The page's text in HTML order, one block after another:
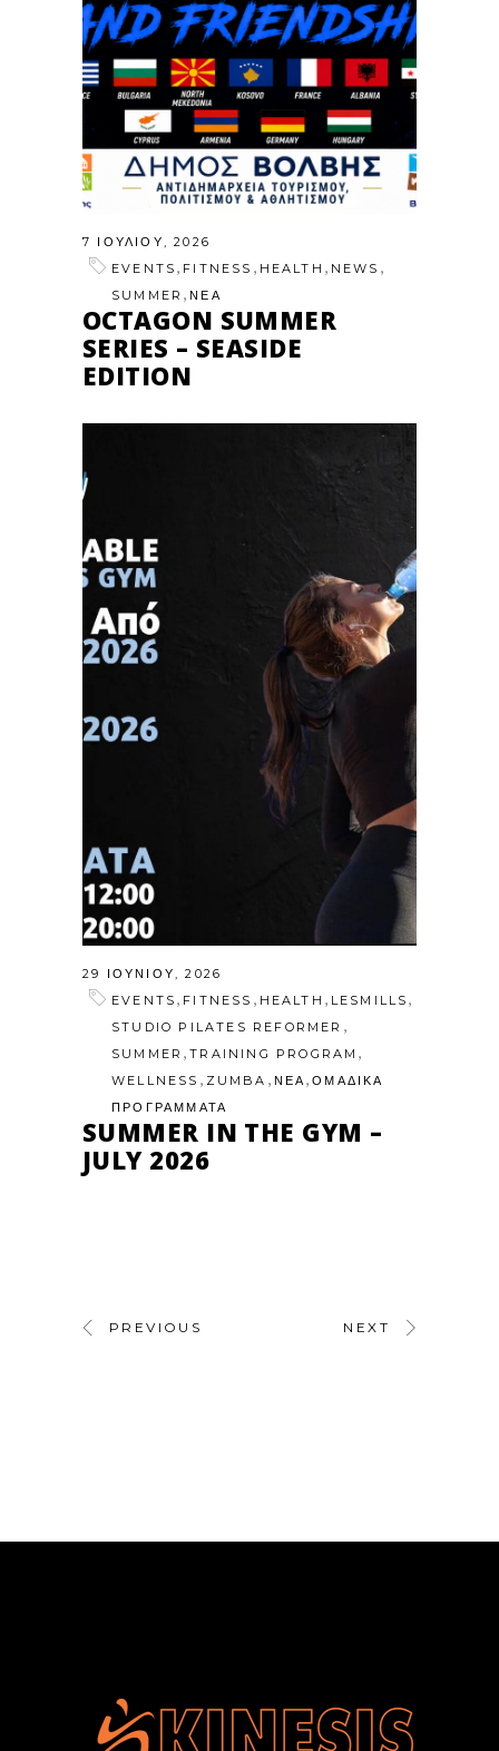
7 ΙΟΥΛΊΟΥ, 2026
EVENTS , FITNESS , HEALTH , NEWS ,
SUMMER ,ΝΕΑ
OCTAGON SUMMER
SERIES – SEASIDE
EDITION
29 ΙΟΥΝΊΟΥ, 2026
EVENTS , FITNESS , HEALTH , LESMILLS ,
STUDIO PILATES REFORMER ,
SUMMER ,TRAINING PROGRAM ,
WELLNESS , ZUMBA , ΝΕΑ,ΟΜΑΔΙΚΑ
ΠΡΟΓΡΑΜΜΑΤΑ
SUMMER IN THE GYM –
JULY 2026
PREVIOUS NEXT